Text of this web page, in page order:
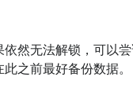
然无法解锁，可以
之前最好备份数据。